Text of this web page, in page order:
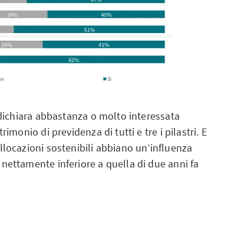
abbastanza o molto interessata
di previdenza di tutti e tre i pilastri. E
sostenibili abbiano un’influenza
inferiore a quella di due anni fa